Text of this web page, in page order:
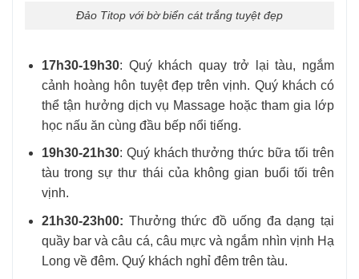
Đảo Titop với bờ biển cát trắng tuyệt đẹp
17h30-19h30: Quý khách quay trở lại tàu, ngắm
cảnh hoàng hôn tuyệt đẹp trên vịnh. Quý khách có
thể tận hưởng dịch vụ Massage hoặc tham gia lớp
học nấu ăn cùng đầu bếp nổi tiếng.
19h30-21h30: Quý khách thưởng thức bữa tối trên
tàu trong sự thư thái của không gian buổi tối trên
vịnh.
21h30-23h00: Thưởng thức đồ uống đa dạng tại
quầy bar và câu cá, câu mực và ngắm nhìn vịnh Hạ
Long về đêm. Quý khách nghỉ đêm trên tàu.